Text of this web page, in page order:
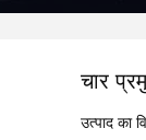
चार
उत्पाद का